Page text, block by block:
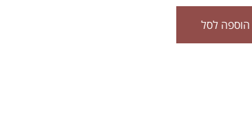
הוספה לסל